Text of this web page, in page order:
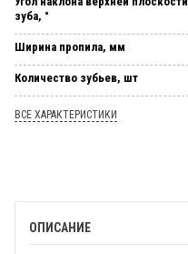
зуба, °
Ширина пропила, мм
Количество зубьев, шт
ВСЕ ХАРАКТЕРИСТИКИ
ОПИСАНИЕ